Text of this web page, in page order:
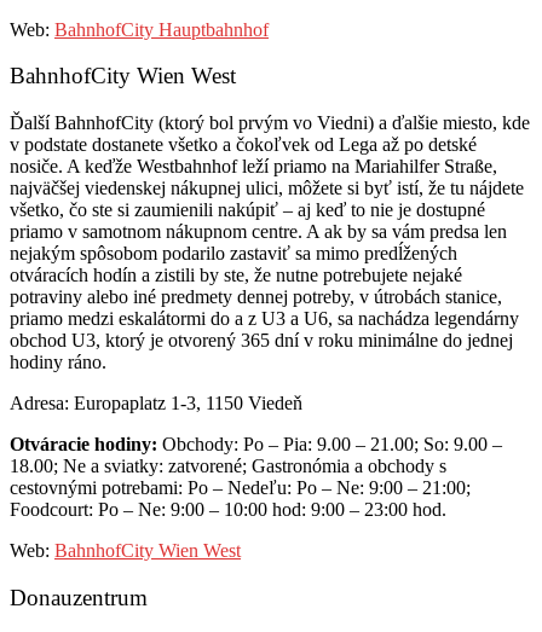
Web: BahnhofCity Hauptbahnhof
BahnhofCity Wien West
Ďalší BahnhofCity (ktorý bol prvým vo Viedni) a ďalšie miesto, kde
v podstate dostanete všetko a čokoľvek od Lega až po detské
nosiče. A keďže Westbahnhof leží priamo na Mariahilfer Straße,
najväčšej viedenskej nákupnej ulici, môžete si byť istí, že tu nájdete
všetko, čo ste si zaumienili nakúpiť – aj keď to nie je dostupné
priamo v samotnom nákupnom centre. A ak by sa vám predsa len
nejakým spôsobom podarilo zastaviť sa mimo predĺžených
otváracích hodín a zistili by ste, že nutne potrebujete nejaké
potraviny alebo iné predmety dennej potreby, v útrobách stanice,
priamo medzi eskalátormi do a z U3 a U6, sa nachádza legendárny
obchod U3, ktorý je otvorený 365 dní v roku minimálne do jednej
hodiny ráno.
Adresa: Europaplatz 1-3, 1150 Viedeň
Otváracie hodiny: Obchody: Po – Pia: 9.00 – 21.00; So: 9.00 –
18.00; Ne a sviatky: zatvorené; Gastronómia a obchody s
cestovnými potrebami: Po – Nedeľu: Po – Ne: 9:00 – 21:00;
Foodcourt: Po – Ne: 9:00 – 10:00 hod: 9:00 – 23:00 hod.
Web: BahnhofCity Wien West
Donauzentrum